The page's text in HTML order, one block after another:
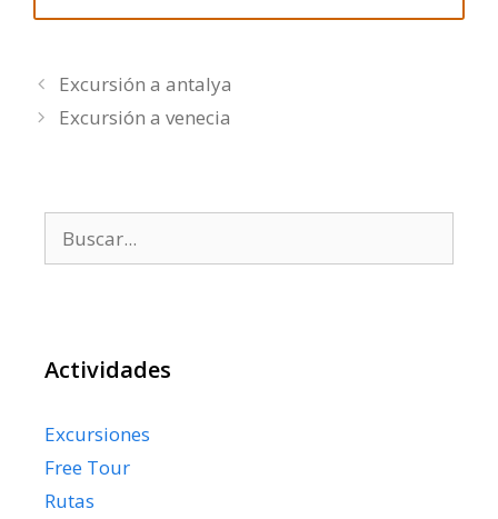
Excursión a antalya
Excursión a venecia
Actividades
Excursiones
Free Tour
Rutas